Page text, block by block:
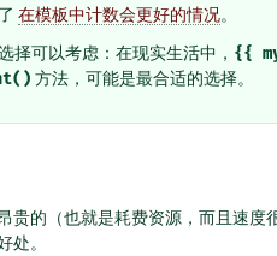
在模板中计数会更好的情况。
择可以考虑：在现实生活中， {{
方法，可能是最合适的选择。
贵的（也就是耗费资源，而且速
处。